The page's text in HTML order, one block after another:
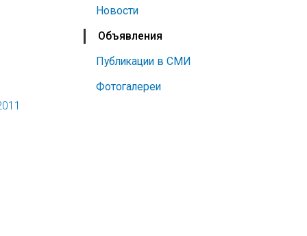
Новости
Объявления
Публикации в СМИ
Фотогалереи